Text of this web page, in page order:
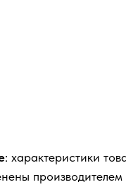
: характеристики